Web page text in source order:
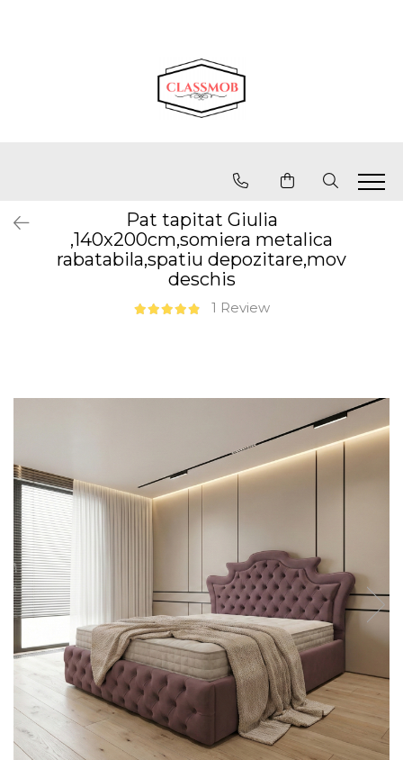
Pat tapitat Giulia
,140x200cm,somiera metalica
rabatabila,spatiu depozitare,mov
deschis
1 Review